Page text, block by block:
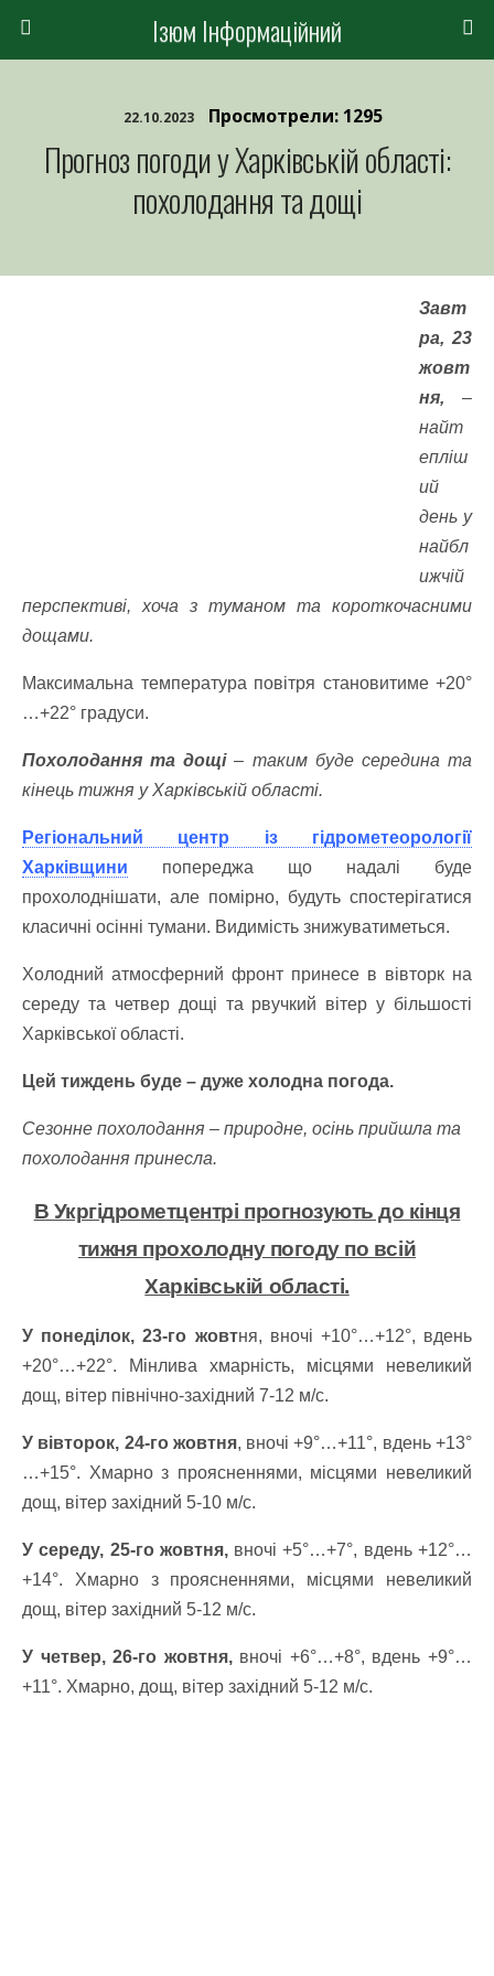
Ізюм Інформаційний
22.10.2023 Просмотрели: 1295
Прогноз погоди у Харківській області:
похолодання та дощі
Завт
ра, 23
жовт
ня, –
найт
епліш
ий
день у
найбл
ижчій
перспективі, хоча з туманом та короткочасними
дощами.
Максимальна температура повітря становитиме +20°
…+22° градуси.
Похолодання та дощі– таким буде середина та
кінець тижня у Харківській області.
Регіональний центр із гідрометеорології
Харківщини попереджа що надалі буде
прохолоднішати, але помірно, будуть спостерігатися
класичні осінні тумани. Видимість знижуватиметься.
Холодний атмосферний фронт принесе в вівторк на
середу та четвер дощі та рвучкий вітер у більшості
Харківської області.
Цей тиждень буде – дуже холодна погода.
Сезонне похолодання – природне, осінь прийшла та
похолодання принесла.
В Укргідрометцентрі прогнозують до кінця
тижня прохолодну погоду по всій
Харківській області.
У понеділок, 23-го жовтня, вночі +10°…+12°, вдень
+20°…+22°. Мінлива хмарність, місцями невеликий
дощ, вітер північно-західний 7-12 м/с.
У вівторок, 24-го жовтня, вночі +9°…+11°, вдень +13°
…+15°. Хмарно з проясненнями, місцями невеликий
дощ, вітер західний 5-10 м/с.
У середу, 25-го жовтня,вночі +5°…+7°, вдень +12°…
+14°. Хмарно з проясненнями, місцями невеликий
дощ, вітер західний 5-12 м/с.
У четвер, 26-го жовтня,вночі +6°…+8°, вдень +9°…
+11°. Хмарно, дощ, вітер західний 5-12 м/с.